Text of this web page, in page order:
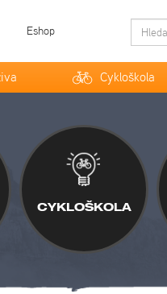
Eshop
Cykloškola
CYKLOŠKOLA